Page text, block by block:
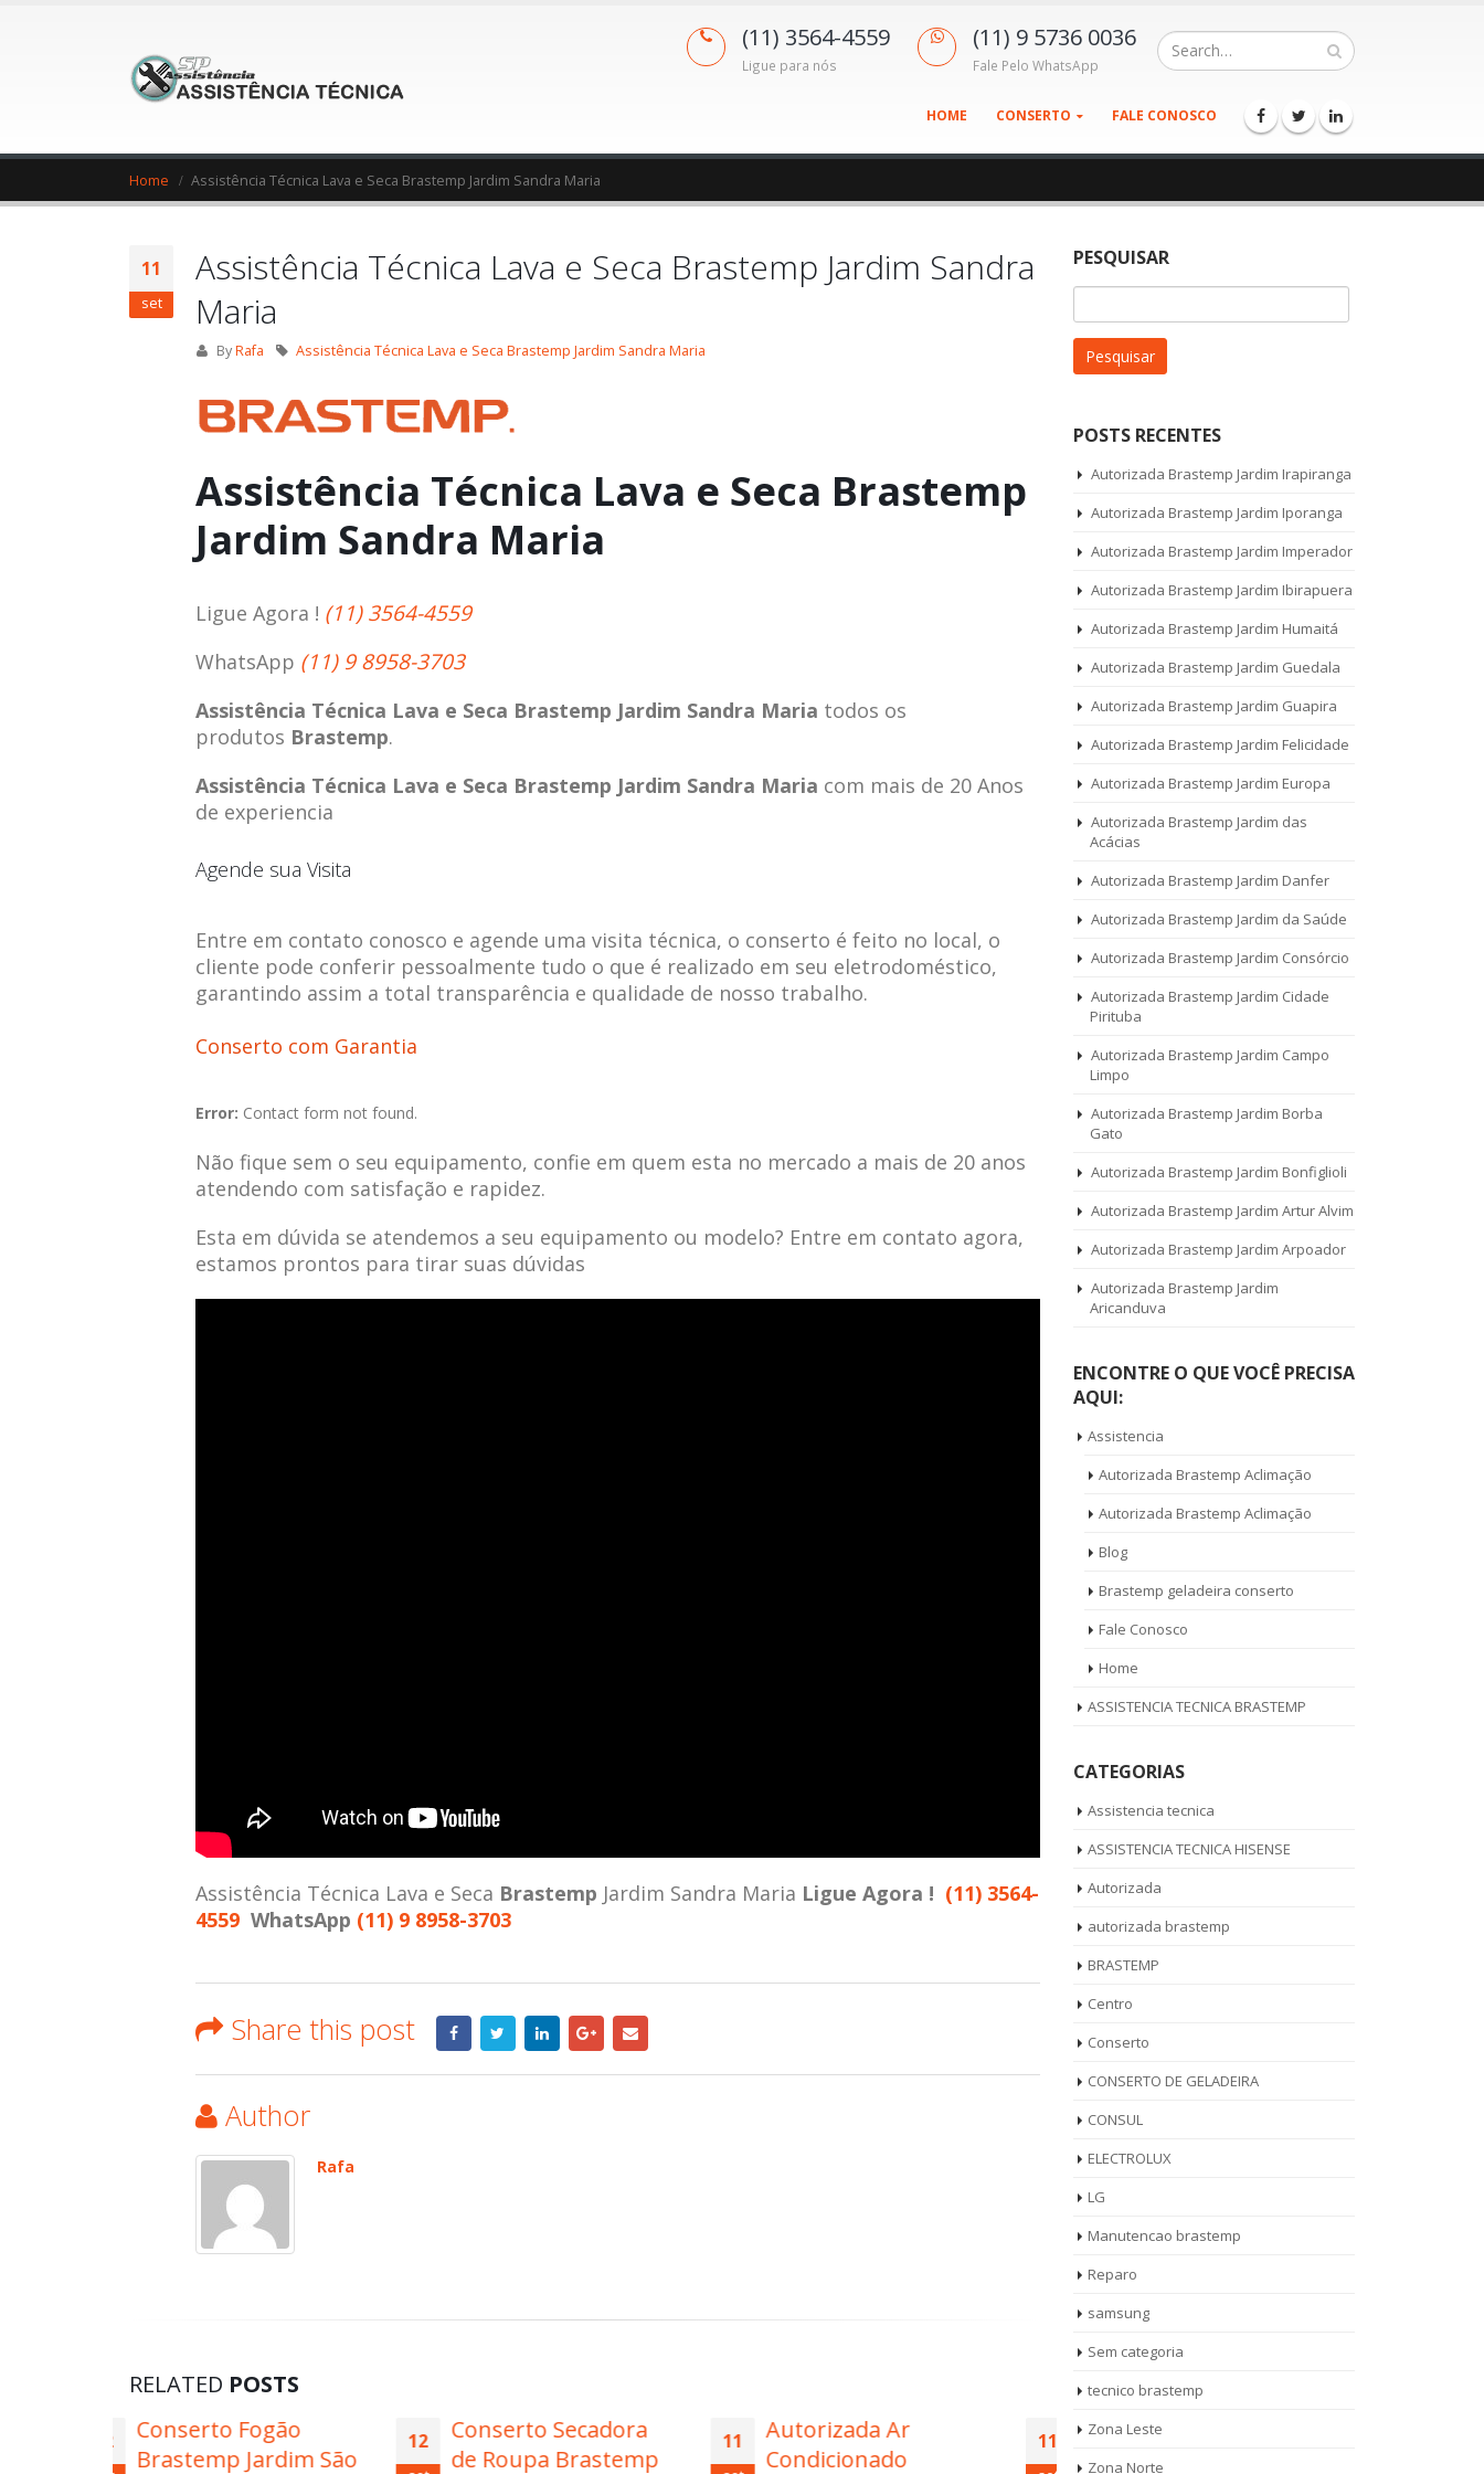
(11) 3564-4559
Ligue para nós
(11) 9 5736 0036
Fale Pelo WhatsApp
HOME CONSERTO FALE CONOSCO
Home Assistência Técnica Lava e Seca Brastemp Jardim Sandra Maria
11
set
Assistência Técnica Lava e Seca Brastemp Jardim Sandra
Maria
ByRafa Assistência Técnica Lava e Seca Brastemp Jardim Sandra Maria
Assistência Técnica Lava e Seca Brastemp
Jardim Sandra Maria
Ligue Agora ! (11) 3564-4559
WhatsApp (11) 9 8958-3703
Assistência Técnica Lava e Seca Brastemp Jardim Sandra Maria todos os
produtos Brastemp.
Assistência Técnica Lava e Seca Brastemp Jardim Sandra Maria com mais de 20 Anos
de experiencia
Agende sua Visita
Entre em contato conosco e agende uma visita técnica, o conserto é feito no local, o
cliente pode conferir pessoalmente tudo o que é realizado em seu eletrodoméstico,
garantindo assim a total transparência e qualidade de nosso trabalho.
Conserto com Garantia
Error: Contact form not found.
Não fique sem o seu equipamento, confie em quem esta no mercado a mais de 20 anos
atendendo com satisfação e rapidez.
Esta em dúvida se atendemos a seu equipamento ou modelo? Entre em contato agora,
estamos prontos para tirar suas dúvidas
Assistência Técnica Lava e Seca Brastemp Jardim Sandra Maria Ligue Agora ! (11) 3564-
4559 WhatsApp (11) 9 8958-3703
Share this post
Author
Rafa
RELATED POSTS
12
Conserto Secadora
de Roupa Brastemp
11
Autorizada Ar
Condicionado
11
Autorizada Maquina
de Lavar Roupa
11
Autorizada Maquina
de Lavar Roupa
PESQUISAR
por:
POSTS RECENTES
Autorizada Brastemp Jardim Irapiranga
Autorizada Brastemp Jardim Iporanga
Autorizada Brastemp Jardim Imperador
Autorizada Brastemp Jardim Ibirapuera
Autorizada Brastemp Jardim Humaitá
Autorizada Brastemp Jardim Guedala
Autorizada Brastemp Jardim Guapira
Autorizada Brastemp Jardim Felicidade
Autorizada Brastemp Jardim Europa
Autorizada Brastemp Jardim das
Acácias
Autorizada Brastemp Jardim Danfer
Autorizada Brastemp Jardim da Saúde
Autorizada Brastemp Jardim Consórcio
Autorizada Brastemp Jardim Cidade
Pirituba
Autorizada Brastemp Jardim Campo
Limpo
Autorizada Brastemp Jardim Borba
Gato
Autorizada Brastemp Jardim Bonfiglioli
Autorizada Brastemp Jardim Artur Alvim
Autorizada Brastemp Jardim Arpoador
Autorizada Brastemp Jardim
Aricanduva
ENCONTRE O QUE VOCÊ PRECISA
AQUI:
Assistencia
Autorizada Brastemp Aclimação
Autorizada Brastemp Aclimação
Blog
Brastemp geladeira conserto
Fale Conosco
Home
ASSISTENCIA TECNICA BRASTEMP
CATEGORIAS
Assistencia tecnica
ASSISTENCIA TECNICA HISENSE
Autorizada
autorizada brastemp
BRASTEMP
Centro
Conserto
CONSERTO DE GELADEIRA
CONSUL
ELECTROLUX
LG
Manutencao brastemp
Reparo
samsung
Sem categoria
tecnico brastemp
Zona Leste
Zona Norte